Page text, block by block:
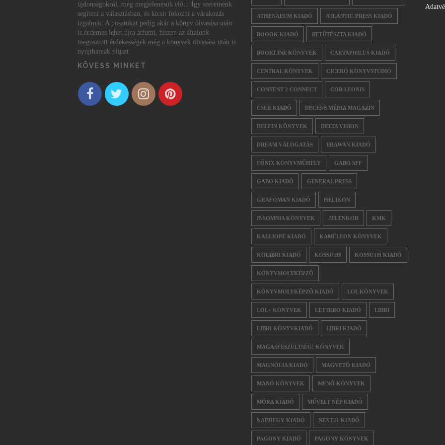
újdonságokról, még megjelenésük előtt. Így szeretnénk
segíteni a választásban, és kicsit fokozni a várakozás
izgalmát. A posztokat pedig akár a könyv olvasása után
is érdemes lehet újra átfutni, hiszen az általunk
megosztott érdekességek még a könyvek olvasása után is
nyújthatnak pluszt.
KÖVESS MINKET
ATHENAEUM KIADÓ ATLANTIC PRESS KIADÓ
BOOOK KIADÓ BETŰTÉSZTA KIADÓ
BOOKLINE KÖNYVEK CARTAPHILUS KIADÓ
CENTRAL KÖNYVEK CICERÓ KÖNYVSTÚDIÓ
CONTENT 2 CONNECT COR LEONIS
CSER KIADÓ DECENS MÉDIA MAGAZIN
DELFIN KÖNYVEK DELTA VISION
DREAM VÁLOGATÁS ERAWAN KIADÓ
FŐNIX KÖNYVMŰHELY GABO SFF
GABO KIADÓ GENERAL PRESS
GRAFOMAN KIADÓ HELIKON
INSOMNIA KÖNYVEK JELENKOR KMK
KALLIOPÉ KIADÓ KAMÉLEON KÖNYVEK
KOLIBRI KIADÓ KOSSUTH KOSSUTH KIADÓ
KÖNYVMOLYKÉPZŐ
KÖNYVMOLYKÉPZŐ KIADÓ LOL KÖNYVEK
LOL+ KÖNYVEK LETTERO KIADÓ LIBRI
LIBRI KÖNYVKIADÓ LIBRI KIADÓ
MAGASFESZÜLTSÉG! KÖNYVEK
MAGNÓLIA KIADÓ MAGVETŐ KIADÓ
MANÓ KÖNYVEK MENŐ KÖNYVEK
MÓRA KIADÓ MŰVELT NÉP KIADÓ
NAPHEGY KIADÓ NEXT21 KIADÓ
PAGONY KIADÓ PAGONY KÖNYVEK